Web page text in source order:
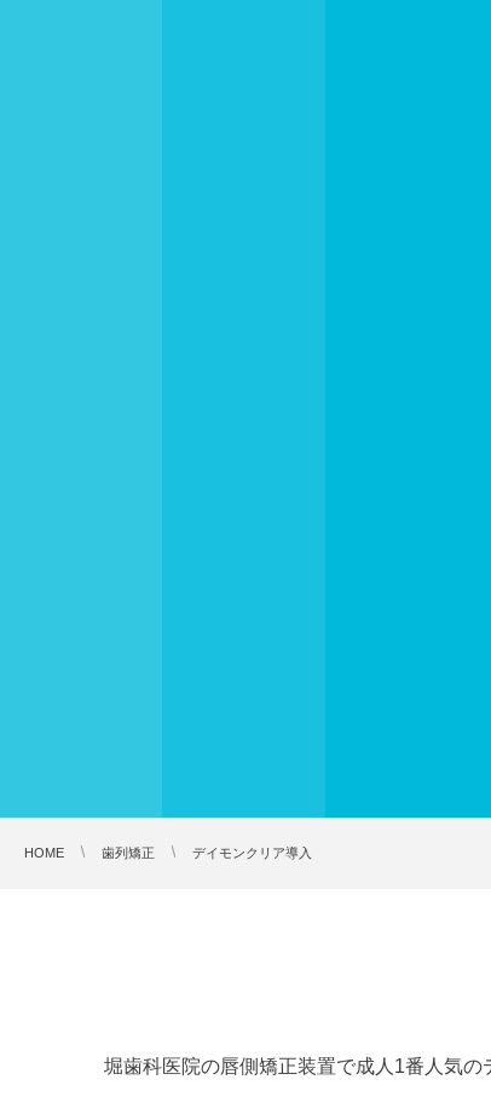
HOME 歯列矯正 デイモンクリア導入
堀歯科医院の唇側矯正装置で成人1番人気の